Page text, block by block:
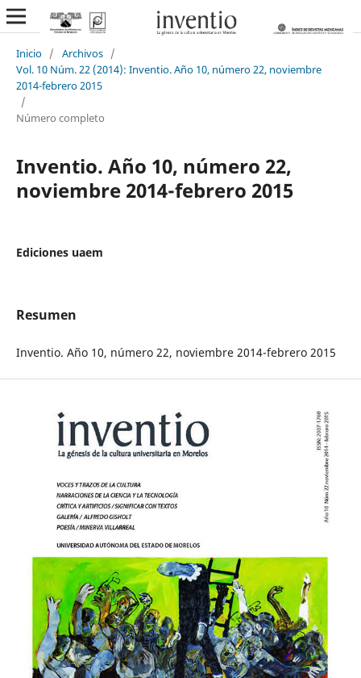
Inicio / Archivos /
Vol. 10 Núm. 22 (2014): Inventio. Año 10, número 22, noviembre
2014-febrero 2015
/
Número completo
Inventio. Año 10, número 22,
noviembre 2014-febrero 2015
Ediciones uaem
Resumen
Inventio. Año 10, número 22, noviembre 2014-febrero 2015